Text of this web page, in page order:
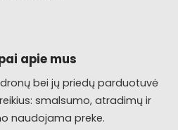
apie mus
dronų bei jų priedų parduotuvė
smalsumo, atradimų ir
naudojama preke.